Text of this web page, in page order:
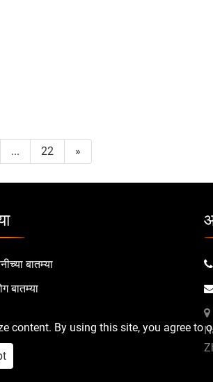
... 22 »
बातम्या
बातम्या
content. By using this site, you agree to